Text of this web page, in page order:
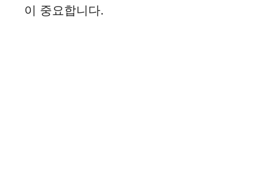
이 중요합니다.